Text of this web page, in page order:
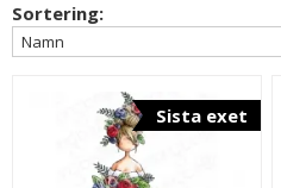
Sortering:
Sista exet